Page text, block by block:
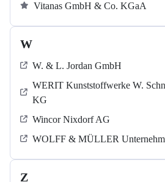
Vitanas GmbH & Co. KGaA
W
W. & L. Jordan GmbH
WERIT Kunststoffwerke W.
KG
Wincor Nixdorf AG
WOLFF & MÜLLER
Z